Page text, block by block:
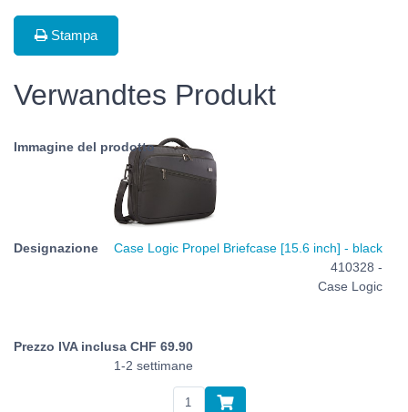
Stampa
Verwandtes Produkt
Case Logic Propel Briefcase [15.6 inch] - black
410328 -
Case Logic
CHF 69.90
1-2 settimane